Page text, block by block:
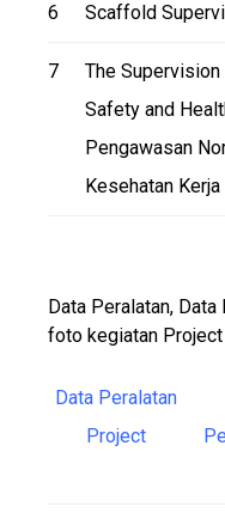
6 Scaffold
7
The
Safety and
Pengawasan
Kesehatan
Data Peralatan,
foto kegiatan
Data Peralatan
Project